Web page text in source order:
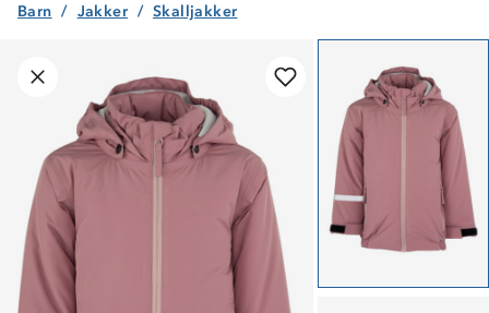
Produktet er lagt i handlekurven
Barn Jakker Skalljakker